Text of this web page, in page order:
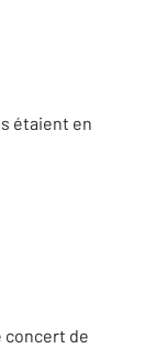
étaient en
concert de